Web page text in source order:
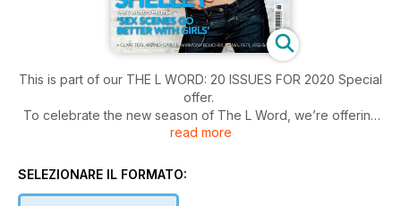
This is part of our THE L WORD: 20 ISSUES FOR 2020 Special
offer.
To celebrate the new season of The L Word, we’re offering
readers all 20 issues from our archive in digital form for just
read more
SELEZIONARE IL FORMATO: